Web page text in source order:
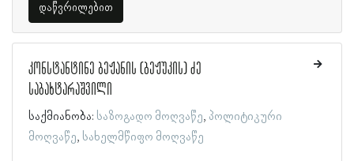
დაწვრილებით
კონსტანტინე ბეჟანის (ბეჟუკის) ძე
საბახტარაშვილი
საქმიანობა: საზოგადო მოღვაწე პოლიტიკური
მოღვაწე სახელმწიფო მოღვაწე